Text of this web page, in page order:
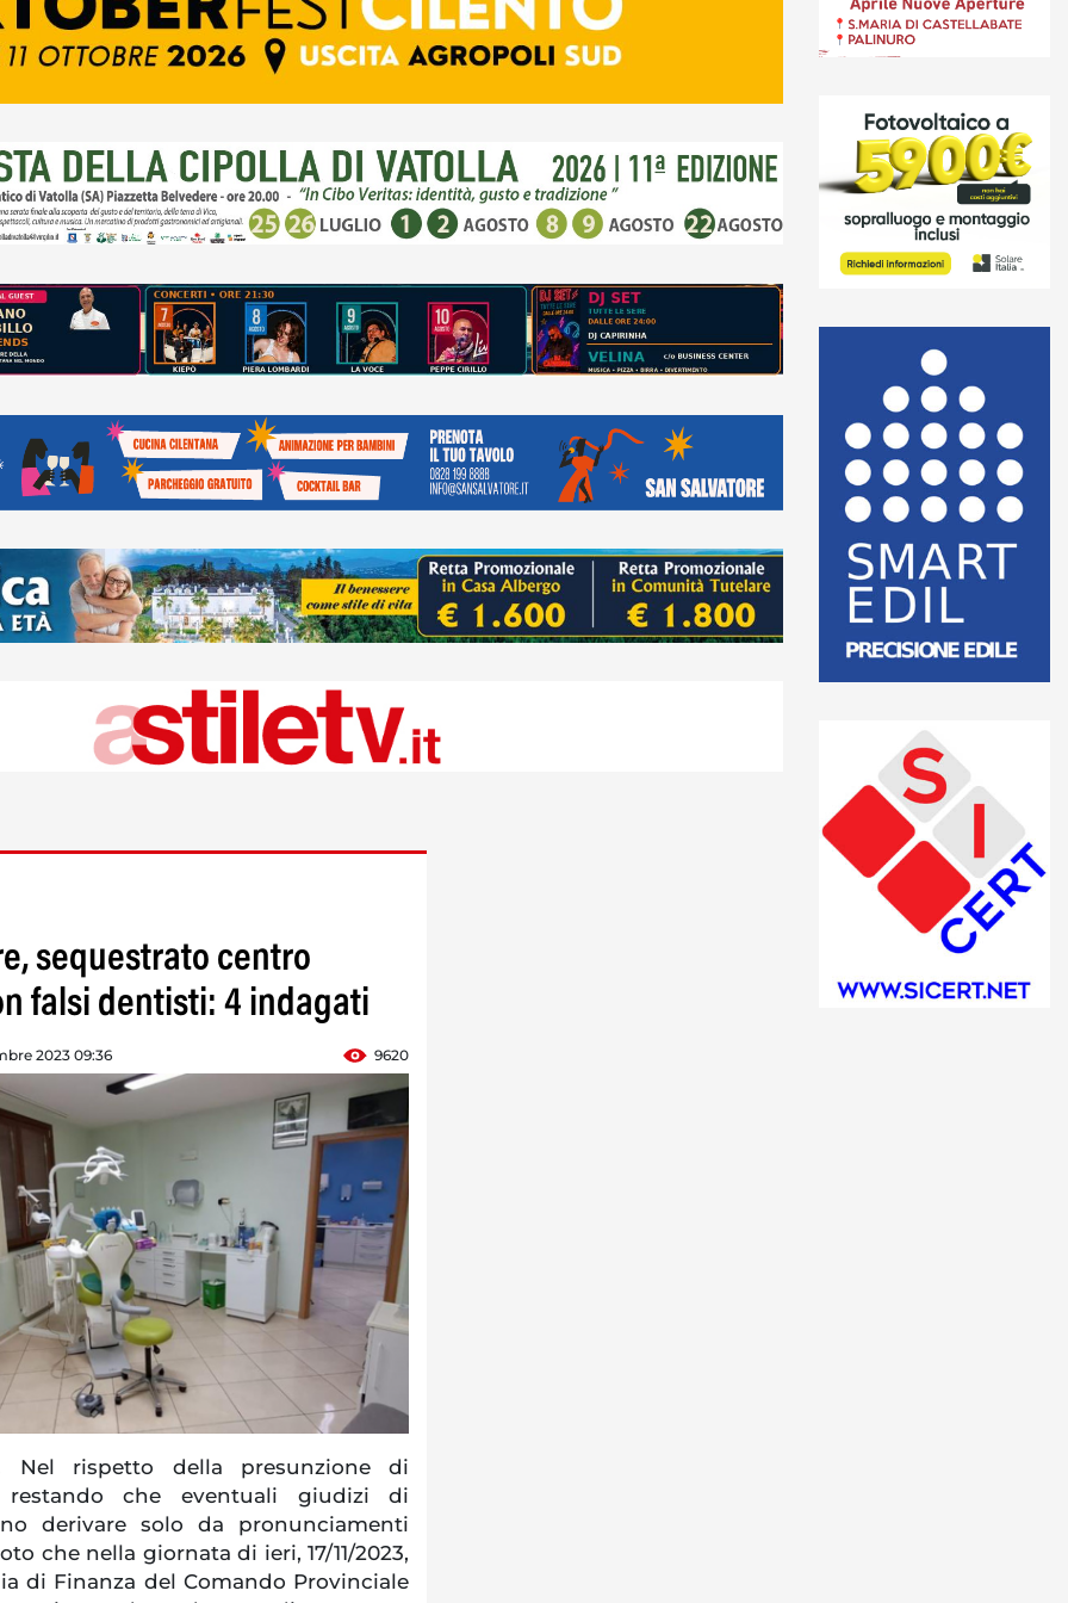
sequestrato centro
falsi dentisti: 4 indagati
2023 09:36 9620
Nel rispetto della presunzione di
che eventuali giudizi di
derivare solo da pronunciamenti
che nella giornata di ieri, 17/11/2023,
di Finanza del Comando Provinciale